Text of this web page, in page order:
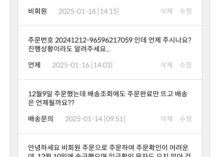
비회원
2025-01-16 [14:15] 삭제 수정
진행상황이라도 알려주세요...
언제
2025-01-16 [14:03] 삭제 수정
은 언제될까요??
배송문의
2025-01-14 [09:51] 삭제 수정